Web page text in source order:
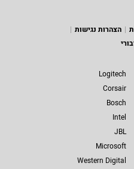
הצהרות נגישות
Logitech
Corsair
Bosch
Intel
JBL
Microsoft
Western Digital